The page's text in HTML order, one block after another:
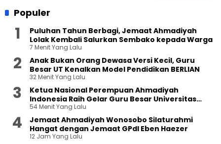
Populer
Puluhan Tahun Berbagi, Jemaat Ahmadiyah
Lolak Kembali Salurkan Sembako kepada Warga
7 Menit Yang Lalu
Anak Bukan Orang Dewasa Versi Kecil, Guru
Besar UT Kenalkan Model Pendidikan BERLIAN
32 Menit Yang Lalu
Ketua Nasional Perempuan Ahmadiyah
Indonesia Raih Gelar Guru Besar Universitas
Terbuka
54 Menit Yang Lalu
Jemaat Ahmadiyah Wonosobo Silaturahmi
Hangat dengan Jemaat GPdI Eben Haezer
12 Jam Yang Lalu